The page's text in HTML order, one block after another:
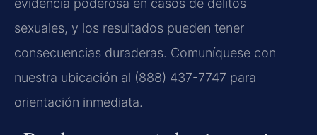
sexuales, y los resultados pueden tener
consecuencias duraderas. Comuníquese con
nuestra ubicación al (888) 437-7747 para
orientación inmediata.